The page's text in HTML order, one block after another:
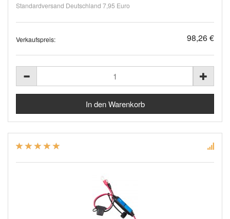
Standardversand Deutschland 7,95 Euro
Verkaufspreis: 98,26 €